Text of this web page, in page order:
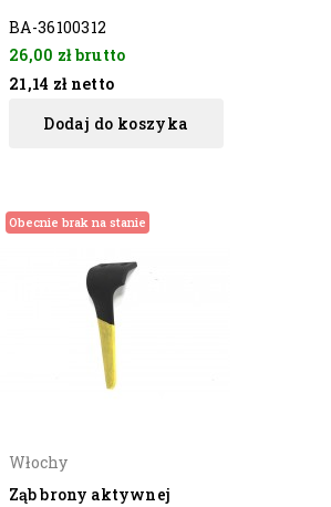
BA-36100312
26,00 złbrutto
21,14 zł netto
Dodaj do koszyka
Obecnie brak na stanie
Włochy
Ząb brony aktywnej